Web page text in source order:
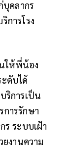
บุคลากร
การโรง
ให้พี่น้อง
ดับได้
ริการเป็น
การรักษา
ระบบเฝ้า
งานความ